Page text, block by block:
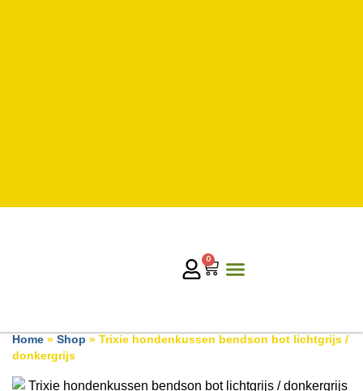
0
Home » Shop » Trixie hondenkussen bendson bot lichtgrijs /
donkergrijs